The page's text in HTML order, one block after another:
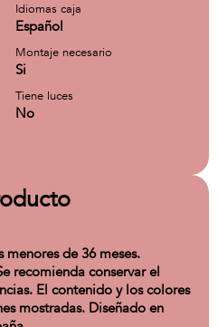
Idiomas caja
Español
Montaje necesario
Si
Tiene luces
No
de 36 meses.
recomienda conservar el
El contenido y los colores
mostradas. Diseñado en